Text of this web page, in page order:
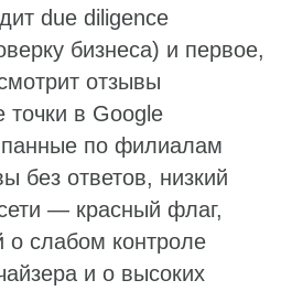
due diligence
бизнеса) и первое,
отзывы
в Google
по филиалам
без ответов, низкий
— красный флаг,
о слабом контроле
и о высоких